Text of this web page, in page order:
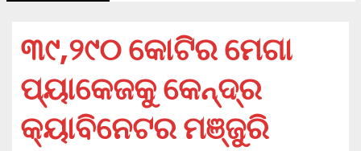
୩୯,୨୯୦ କୋଟିର ମେଗା
ପ୍ୟାକେଜକୁ କେନ୍ଦ୍ର
କ୍ୟାବିନେଟର ମଞ୍ଜୁରି